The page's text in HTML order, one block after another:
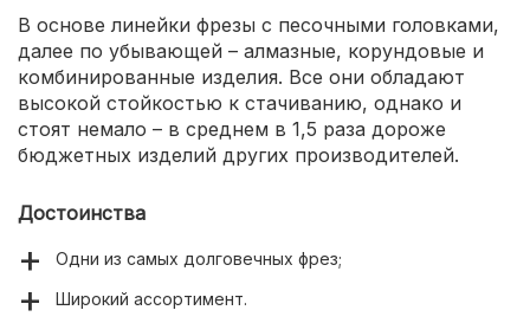
В основе линейки фрезы с песочными головками,
далее по убывающей – алмазные, корундовые и
комбинированные изделия. Все они обладают
высокой стойкостью к стачиванию, однако и
стоят немало – в среднем в 1,5 раза дороже
бюджетных изделий других производителей.
Достоинства
Одни из самых долговечных фрез;
Широкий ассортимент.